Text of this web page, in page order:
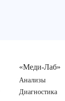
«Меди-Лаб»
Анализы
Диагностика